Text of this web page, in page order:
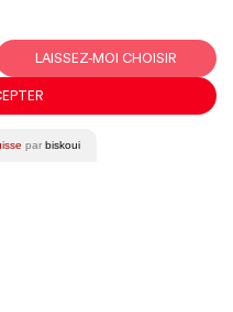
LAISSEZ-MOI CHOISIR
par biskoui